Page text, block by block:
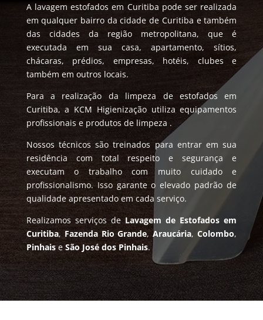
A lavagem estofados em Curitiba pode ser realizada
em qualquer bairro da cidade de Curitiba e também
das cidades da região metropolitana, que é
executada em sua casa, apartamento, sítios,
chácaras, prédios, empresas, hotéis, clubes e
também em outros locais.
Para a realização da limpeza de estofados em
Curitiba, a KCM Higienização utiliza equipamentos
profissionais e produtos de limpeza .
Nossos técnicos são treinados para entrar em sua
residência com total respeito e segurança e
executam o trabalho com muito cuidado e
profissionalismo. Isso garante o elevado padrão de
qualidade apresentado em cada serviço.
Realizamos serviços de Lavagem de Estofados em
Curitiba, Fazenda Rio Grande,Araucária,Colombo,
PinhaiseSão José dos Pinhais.